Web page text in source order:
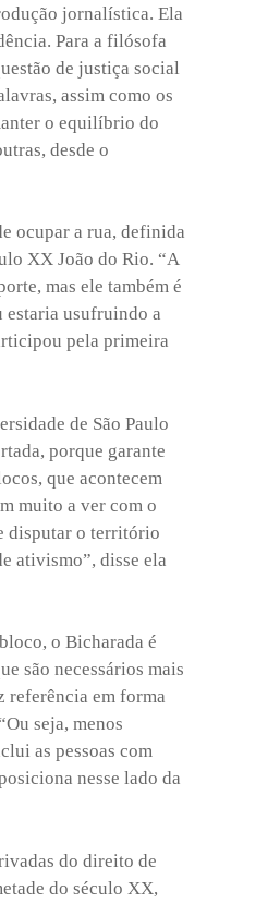
jornalística. Ela
Para a filósofa
de justiça social
assim como os
o equilíbrio do
desde o
ocupar a rua, definida
XX João do Rio. “A
mas ele também é
estaria usufruindo a
pela primeira
de São Paulo
porque garante
que acontecem
muito a ver com o
disputar o território
ativismo”, disse ela
o Bicharada é
são necessários mais
referência em forma
seja, menos
as pessoas com
nesse lado da
do direito de
do século XX,